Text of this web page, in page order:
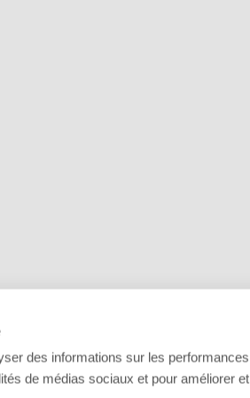
des informations sur les performances
de médias sociaux et pour améliorer et